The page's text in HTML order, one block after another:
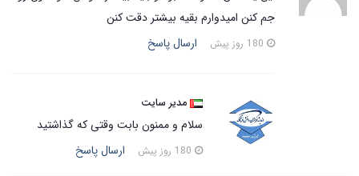
جم کنن امیدوارم بقیه بیشتر دقت کنن
ارسال پاسخ
مدیر سایت
سلام و ممنون بابت وقتی که گذاشتید
ارسال پاسخ